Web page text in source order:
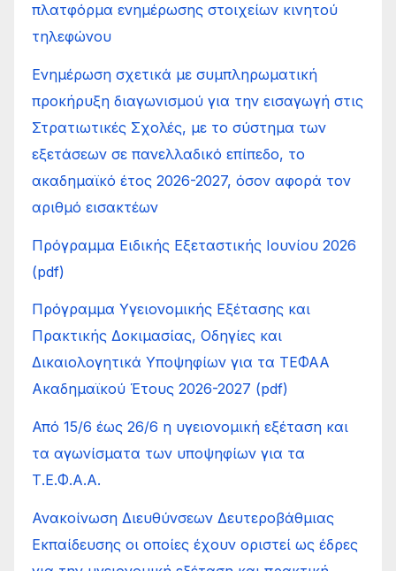
πλατφόρμα ενημέρωσης στοιχείων κινητού
τηλεφώνου
Ενημέρωση σχετικά με συμπληρωματική
προκήρυξη διαγωνισμού για την εισαγωγή στις
Στρατιωτικές Σχολές, με το σύστημα των
εξετάσεων σε πανελλαδικό επίπεδο, το
ακαδημαϊκό έτος 2026-2027, όσον αφορά τον
αριθμό εισακτέων
Πρόγραμμα Ειδικής Εξεταστικής Ιουνίου 2026
(pdf)
Πρόγραμμα Υγειονομικής Εξέτασης και
Πρακτικής Δοκιμασίας, Οδηγίες και
Δικαιολογητικά Υποψηφίων για τα ΤΕΦΑΑ
Ακαδημαϊκού Έτους 2026-2027 (pdf)
Από 15/6 έως 26/6 η υγειονομική εξέταση και
τα αγωνίσματα των υποψηφίων για τα
Τ.Ε.Φ.Α.Α.
Ανακοίνωση Διευθύνσεων Δευτεροβάθμιας
Εκπαίδευσης οι οποίες έχουν οριστεί ως έδρες